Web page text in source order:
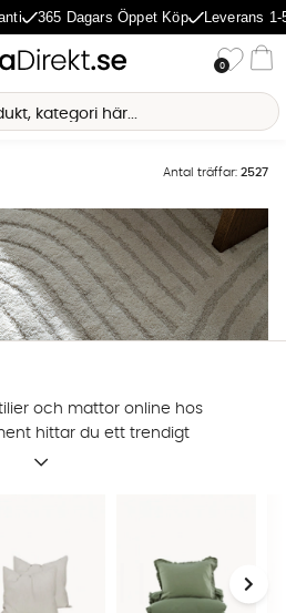
Dagars Öppet Köp Leverans 1-5 Dagar
0
Antal träffar: 2527
och mattor online hos
hittar du ett trendigt
mattor och andra textilier